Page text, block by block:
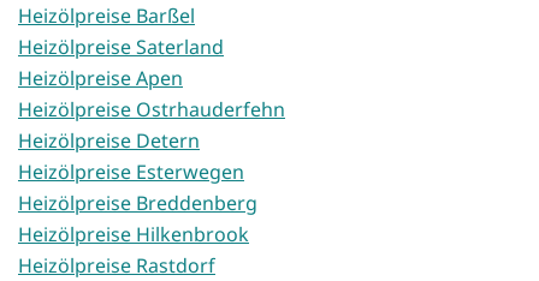
Heizölpreise Barßel
Heizölpreise Saterland
Heizölpreise Apen
Heizölpreise Ostrhauderfehn
Heizölpreise Detern
Heizölpreise Esterwegen
Heizölpreise Breddenberg
Heizölpreise Hilkenbrook
Heizölpreise Rastdorf